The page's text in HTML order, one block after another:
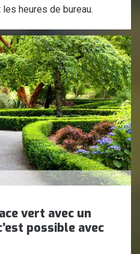
heures de bureau.
vert avec un
possible avec